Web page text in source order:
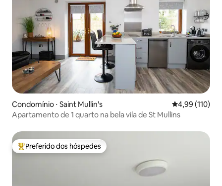
Condomínio ⋅ Saint Mullin's 4,99 de uma
4,99 (110)
Apartamento de 1 quarto na bela vila de St Mullins
Entre os melhores preferidos dos hóspedes
Preferido dos hóspedes